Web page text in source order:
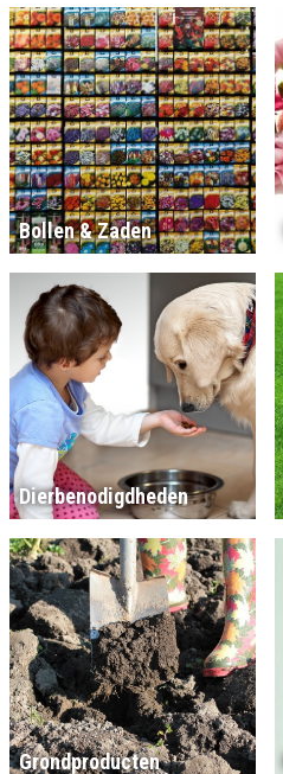
Bollen & Zaden
Dierbenodigdheden
Grondproducten